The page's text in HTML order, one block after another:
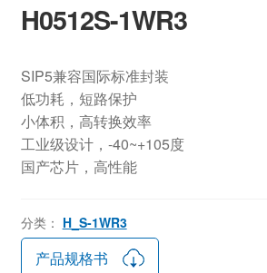
H0512S-1WR3
SIP5兼容国际标准封装
低功耗，短路保护
小体积，高转换效率
工业级设计，-40~+105度
国产芯片，高性能
分类： H_S-1WR3
产品规格书